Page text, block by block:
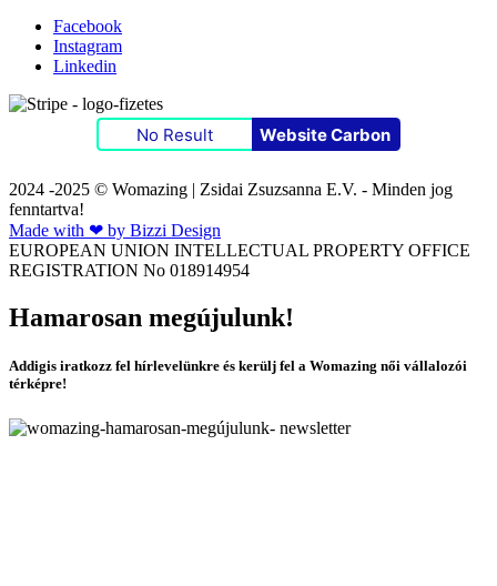
Facebook
Instagram
Linkedin
No Result Website Carbon
2024 -2025 © Womazing | Zsidai Zsuzsanna E.V. - Minden jog
fenntartva!
Made with ❤ by Bizzi Design
EUROPEAN UNION INTELLECTUAL PROPERTY OFFICE
REGISTRATION No 018914954
Hamarosan megújulunk!
Addigis iratkozz fel hírlevelünkre és kerülj fel a Womazing női vállalozói
térképre!